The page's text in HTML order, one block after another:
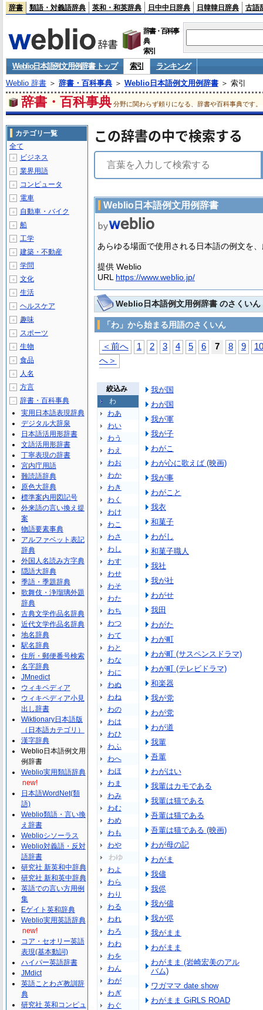
辞書 類語・対義語辞典 英和・和英辞典 日中中日辞典 日韓韓日辞典 古語
辞書・百科事
典
索引
Weblio日本語例文用例辞書 トップ 索引
ランキング
Weblio 辞書＞ 辞書・百科事典＞ Weblio日本語例文用例辞書＞ 索引
辞書・百科事典 分野に関わらず頼りになる、辞書や百科事典です。
この辞書の中で検索する
Weblio日本語例文用例辞書
あらゆる場面で使用される日本語の例文を
提供 Weblio
URL https://www.weblio.jp/
Weblio日本語例文用例辞書 のさくいん
「わ」から始まる用語のさくいん
＜前へ 1 2 3 4 5 6 7 8 9
10
へ＞
絞込み
わ
わあ
わい
わう
わえ
わお
わか
わき
わく
わけ
わこ
わさ
わし
わす
わせ
わそ
わた
わち
わつ
わて
わと
わな
わに
わぬ
わね
わの
わは
わひ
わふ
わへ
わほ
わま
わみ
わむ
わめ
わも
わや
わゆ
わよ
わら
わり
わる
われ
わろ
わわ
わを
わん
わが
わぎ
わぐ
我が国
わが国
我が軍
我が子
わがこ
わが心に歌えば (映画)
我が事
わがこと
我衣
和菓子
わがし
和菓子職人
我社
我が社
わがせ
我田
わがた
わが町
わが町 (サスペンスドラマ)
わが町 (テレビドラマ)
和楽器
我が党
わが党
わが道
我輩
吾輩
わがはい
我輩はカモである
我輩は猫である
吾輩は猫である
吾輩は猫である (映画)
わが母の記
わがま
我儘
我侭
我が儘
我が侭
我がまま
わがまま
わがまま (岩崎宏美のアル
バム)
ワガママ date show
わがまま GiRLS ROAD
カテゴリ一覧
全て
＋ ビジネス
＋ 業界用語
＋ コンピュータ
＋ 電車
＋ 自動車・バイク
＋ 船
＋ 工学
＋ 建築・不動産
＋ 学問
＋ 文化
＋ 生活
＋ ヘルスケア
＋ 趣味
＋ スポーツ
＋ 生物
＋ 食品
＋ 人名
＋ 方言
－
辞書・百科事典
実用日本語表現辞典
デジタル大辞泉
日本語活用形辞書
文語活用形辞書
丁寧表現の辞書
宮内庁用語
難読語辞典
原色大辞典
標準案内用図記号
外来語の言い換え提
案
物語要素事典
アルファベット表記
辞典
外国人名読み方字典
隠語大辞典
季語・季題辞典
歌舞伎・浄瑠璃外題
辞典
古典文学作品名辞典
近代文学作品名辞典
地名辞典
駅名辞典
住所・郵便番号検索
名字辞典
JMnedict
ウィキペディア
ウィキペディア小見
出し辞書
Wiktionary日本語版
（日本語カテゴリ）
漢字辞典
Weblio日本語例文用
例辞書
Weblio実用類語辞典
new!
日本語WordNet(類
語)
Weblio類語・言い換
え辞書
Weblioシソーラス
Weblio対義語・反対
語辞書
研究社 新英和中辞典
研究社 新和英中辞典
英語での言い方用例
集
Eゲイト英和辞典
Weblio実用英語辞典
new!
コア・セオリー英語
表現(基本動詞)
ハイパー英語辞書
JMdict
英語ことわざ教訓辞
典
研究社 英和コンピュ